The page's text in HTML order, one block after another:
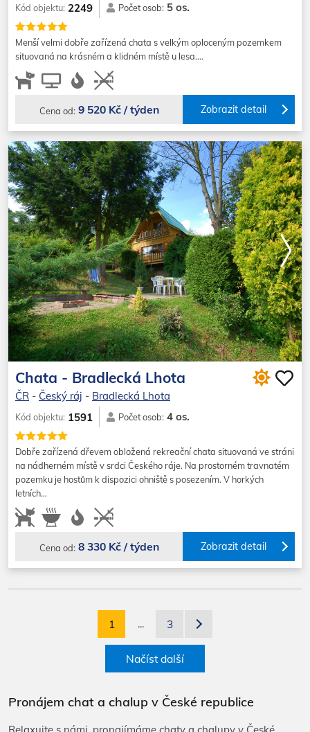
Kód objektu: 2249 Počet osob: 5 os.
Menší velmi dobře zařízená chata s velkým oploceným pozemkem
situovaná na krásném a klidném místě u lesa.…
Cena od: 9 520 Kč / týden Zobrazit detail
Chata - Bradlecká Lhota
ČR - Český ráj - Bradlecká Lhota
Kód objektu: 1591 Počet osob: 4 os.
Dobře zařízená dřevem obložená rekreační chata situovaná ve stráni
na nádherném místě v srdci Českého ráje. Na prostorném travnatém
pozemku je hostům k dispozici ohniště s posezením. V horkých
letních…
Cena od: 8 330 Kč / týden Zobrazit detail
1 ... 3
Načíst další
Pronájem chat a chalup v České republice